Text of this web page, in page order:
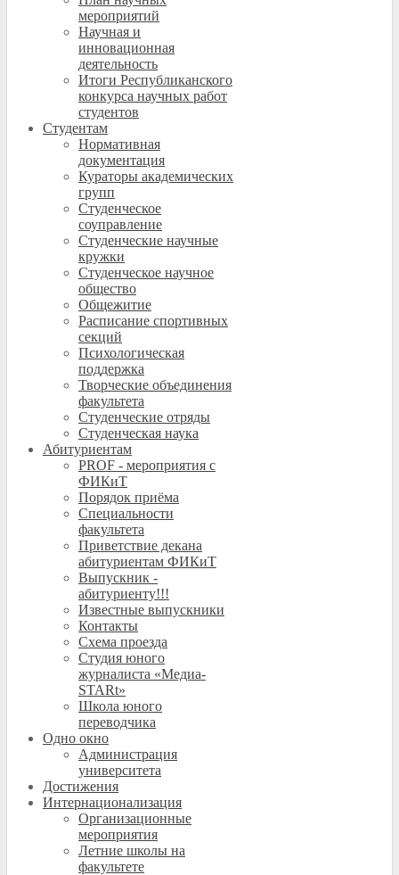
мероприятий
Научная и
инновационная
деятельность
Итоги Республиканского
конкурса научных работ
студентов
Студентам
Нормативная
документация
Кураторы академических
групп
Студенческое
соуправление
Студенческие научные
кружки
Студенческое научное
общество
Общежитие
Расписание спортивных
секций
Психологическая
поддержка
Творческие объединения
факультета
Студенческие отряды
Студенческая наука
Абитуриентам
PROF - мероприятия с
ФИКиТ
Порядок приёма
Специальности
факультета
Приветствие декана
абитуриентам ФИКиТ
Выпускник -
абитуриенту!!!
Известные выпускники
Контакты
Схема проезда
Студия юного
журналиста «Медиа-
STARt»
Школа юного
переводчика
Одно окно
Администрация
университета
Достижения
Интернационализация
Организационные
мероприятия
Летние школы на
факультете